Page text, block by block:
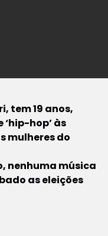
tem 19 anos,
hop’ às
mulheres do
nenhuma música
as eleições